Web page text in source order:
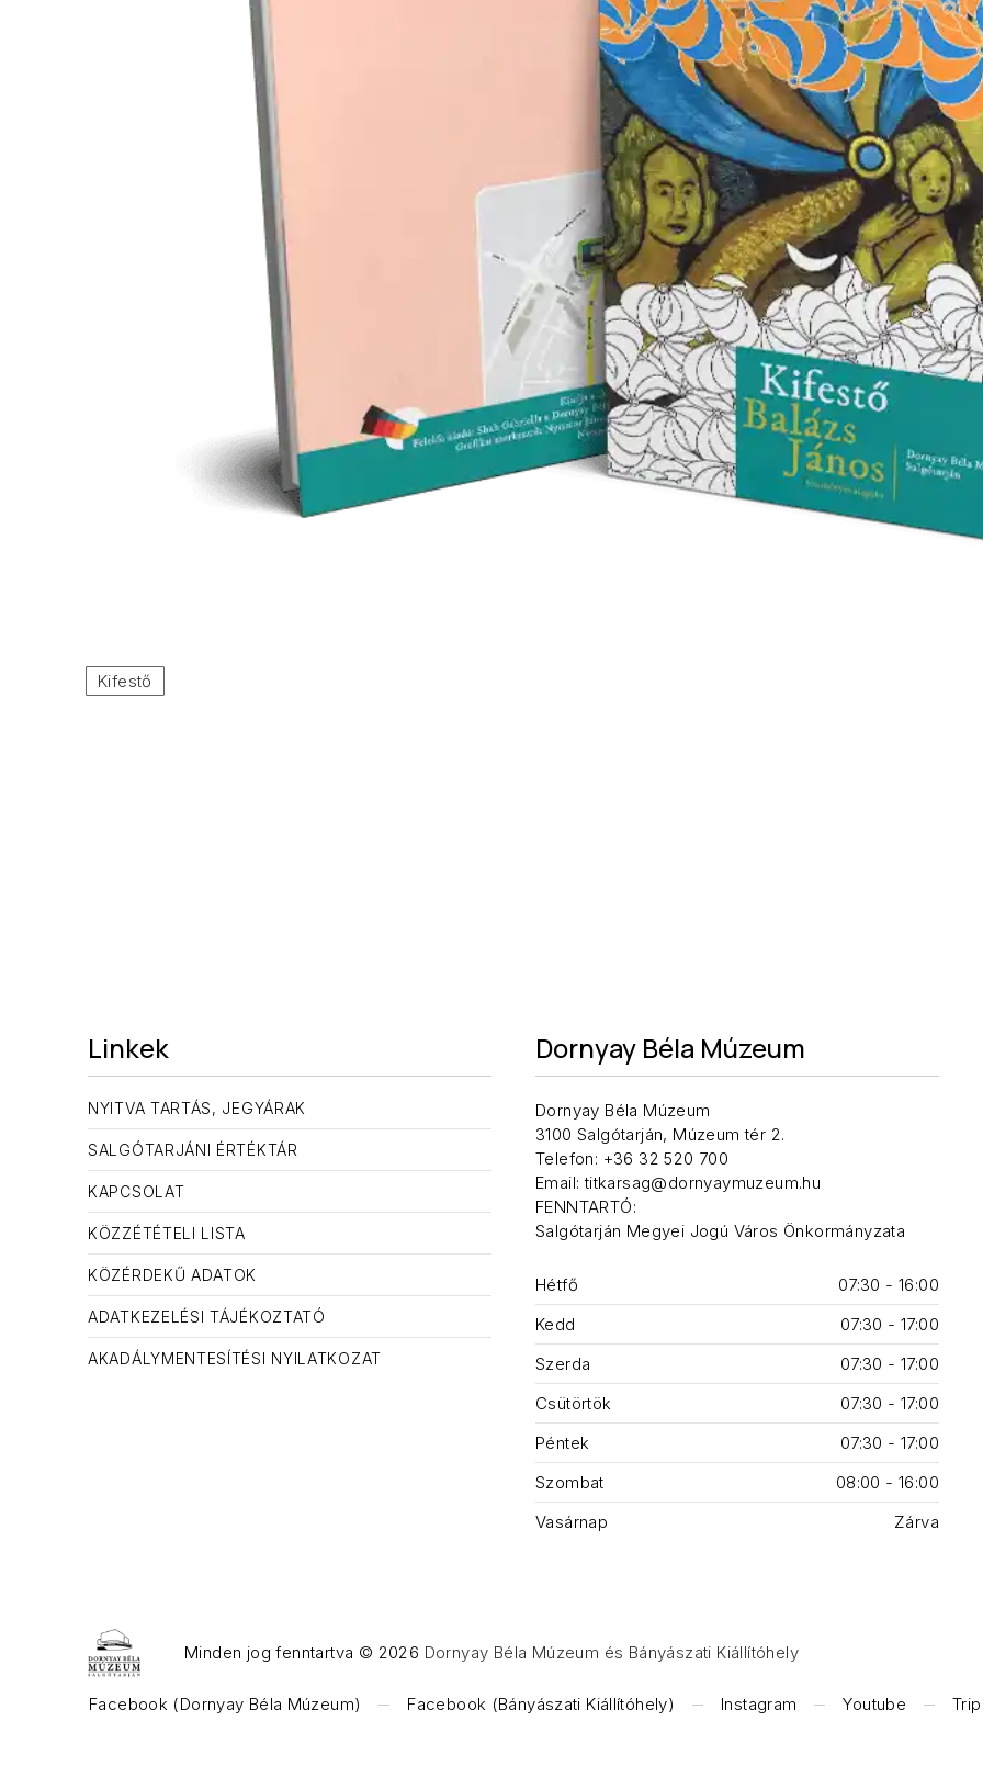
Kifestő
Linkek
NYITVA TARTÁS, JEGYÁRAK
SALGÓTARJÁNI ÉRTÉKTÁR
KAPCSOLAT
KÖZZÉTÉTELI LISTA
KÖZÉRDEKŰ ADATOK
ADATKEZELÉSI TÁJÉKOZTATÓ
AKADÁLYMENTESÍTÉSI NYILATKOZAT
Dornyay Béla Múzeum
Dornyay Béla Múzeum
3100 Salgótarján, Múzeum tér 2.
Telefon: +36 32 520 700
Email: titkarsag@dornyaymuzeum.hu
FENNTARTÓ:
Salgótarján Megyei Jogú Város Önkormányzata
Hétfő
07:30 - 16:00
Kedd
07:30 - 17:00
Szerda
07:30 - 17:00
Csütörtök
07:30 - 17:00
Péntek
07:30 - 17:00
Szombat
08:00 - 16:00
Vasárnap
Zárva
Minden jog fenntartva © 2026 Dornyay Béla Múzeum és Bányászati Kiállítóhely
Facebook (Dornyay Béla Múzeum)
Facebook (Bányászati Kiállítóhely) Instagram Youtube